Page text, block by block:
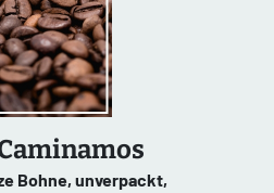
Bohne, unverpackt,